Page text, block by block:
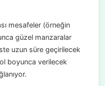
mesafeler (örneğin
güzel manzaralar
uzun süre geçirilecek
boyunca verilecek